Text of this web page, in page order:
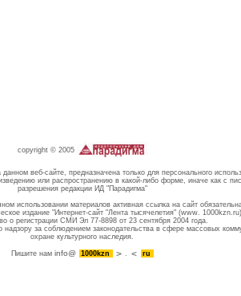
copyright © 2005
веб-сайте, предназначена только для персонального
или распространению в какой-либо форме, иначе как с
разрешения редакции ИД "Парадигма"
использовании материалов активная ссылка на сайт
издание "Интернет-сайт "Лента тысячелетия" (www. 1000kzn.ru)
о регистрации СМИ Эл 77-8898 от 23 сентября 2004 года.
за соблюдением законодательства в сфере массовых
охране культурного наследия.
Пишите намinfo@ 1000kzn . ru